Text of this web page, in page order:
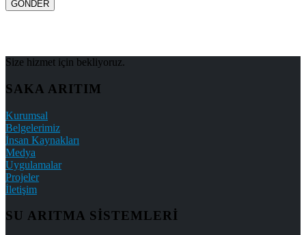
Size hizmet için bekliyoruz.
SAKA ARITIM
Kurumsal
Belgelerimiz
İnsan Kaynakları
Medya
Uygulamalar
Projeler
İletişim
SU ARITMA SİSTEMLERİ